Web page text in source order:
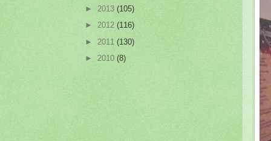
► 2013 (105)
► 2012 (116)
► 2011 (130)
► 2010 (8)